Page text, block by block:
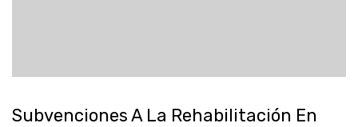
Subvenciones A La Rehabilitación En